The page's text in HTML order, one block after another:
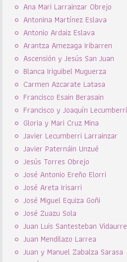
Ana Mari Larrainzar Obrejo
Antonina Martínez Eslava
Antonio Ardaiz Eslava
Arantza Amezaga Iribarren
Ascensión y Jesús San Juan
Blanca Iriguibel Muguerza
Carmen Azcarate Latasa
Francisco Esain Berasain
Francisco y Joaquín Lecumberri
Gloria y Mari Cruz Mina
Javier Lecumberri Larrainzar
Javier Paternáin Unzué
Jesús Torres Obrejo
José Antonio Ereño Elorri
José Areta Irisarri
José Miguel Equiza Goñi
José Zuazu Sola
Juan Luis Santesteban Vidaurre
Juan Mendilazo Larrea
Juan y Manuel Zabalza Sarasa